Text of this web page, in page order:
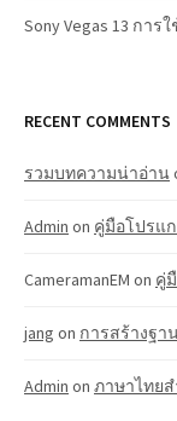
Sony Vegas 13 การ
RECENT COMMENTS
รวมบทความน่าอ่าน
Admin on คู่มือโปรแ
CameramanEM on คู่
jang on การสร้างฐา
Admin on ภาษาไทยส